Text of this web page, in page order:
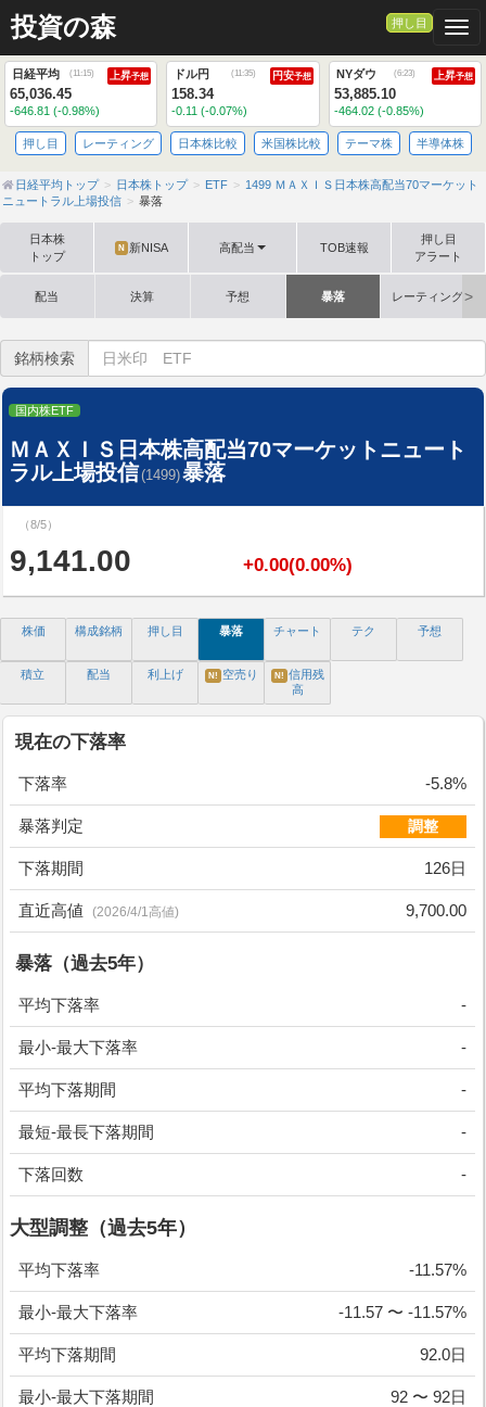
投資の森 押し目
日経平均 (11:15) 上昇予想
65,036.45
-646.81 (-0.98%)
ドル円 (11:35) 円安予想
158.34
-0.11 (-0.07%)
NYダウ (6:23) 上昇予想
53,885.10
-464.02 (-0.85%)
押し目 レーティング 日本株比較 米国株比較 テーマ株 半導体株
日経平均トップ 日本株トップ ETF
1499 ＭＡＸＩＳ日本株高配当70マーケット
ニュートラル上場投信
暴落
日本株
トップ
N 新NISA 高配当 TOB速報
押し目
アラート
配当 決算 予想 暴落 レーティング格
銘柄検索
国内株ETF
ＭＡＸＩＳ日本株高配当70マーケットニュート
ラル上場投信(1499)暴落
（8/5）
9,141.00 +0.00(0.00%)
株価 構成銘柄 押し目 暴落 チャート テク 予想
積立 配当 利上げ N! 空売り N! 信用残
高
現在の下落率
下落率 -5.8%
暴落判定 調整
下落期間 126日
直近高値 (2026/4/1高値) 9,700.00
暴落（過去5年）
平均下落率 -
最小-最大下落率 -
平均下落期間 -
最短-最長下落期間 -
下落回数 -
大型調整（過去5年）
平均下落率 -11.57%
最小-最大下落率 -11.57 〜 -11.57%
平均下落期間 92.0日
最小-最大下落期間 92 〜 92日